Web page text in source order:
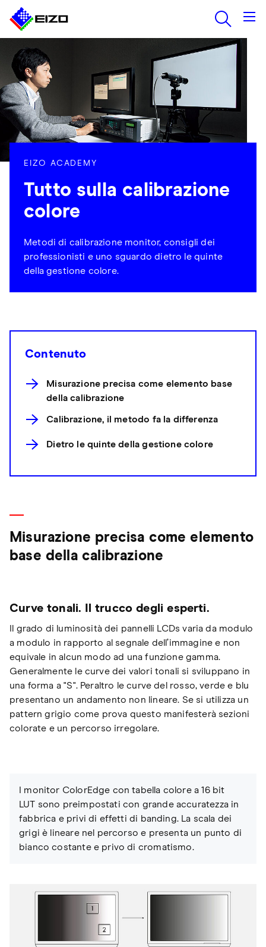
EIZO ACADEMY
Tutto sulla calibrazione
colore
Metodi di calibrazione monitor, consigli dei
professionisti e uno sguardo dietro le quinte
della gestione colore.
Contenuto
Misurazione precisa come elemento base
della calibrazione
Calibrazione, il metodo fa la differenza
Dietro le quinte della gestione colore
Misurazione precisa come elemento
base della calibrazione
Curve tonali. Il trucco degli esperti.
Il grado di luminosità dei pannelli LCDs varia da modulo
a modulo in rapporto al segnale dell’immagine e non
equivale in alcun modo ad una funzione gamma.
Generalmente le curve dei valori tonali si sviluppano in
una forma a "S". Peraltro le curve del rosso, verde e blu
presentano un andamento non lineare. Se si utilizza un
pattern grigio come prova questo manifesterà sezioni
colorate e un percorso irregolare.
I monitor ColorEdge con tabella colore a 16 bit
LUT sono preimpostati con grande accuratezza in
fabbrica e privi di effetti di banding. La scala dei
grigi è lineare nel percorso e presenta un punto di
bianco costante e privo di cromatismo.